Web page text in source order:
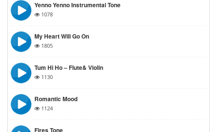
Yenno Yenno Instrumental Tone
1078
My Heart Will Go On
1805
Tum Hi Ho – Flute& Violin
1130
Romantic Mood
1124
Fires Tone